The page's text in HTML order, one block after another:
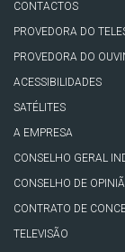
CONTACTOS
PROVEDORA DO
PROVEDORA DO
ACESSIBILIDADES
SATÉLITES
A EMPRESA
CONSELHO GERAL
CONSELHO DE
CONTRATO DE
TELEVISÃO